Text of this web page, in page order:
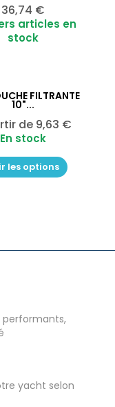
Prix
36,74 €
articles en
stock
FILTRANTE
10"...
de Prix
9,63 €
En stock
les options
yacht selon